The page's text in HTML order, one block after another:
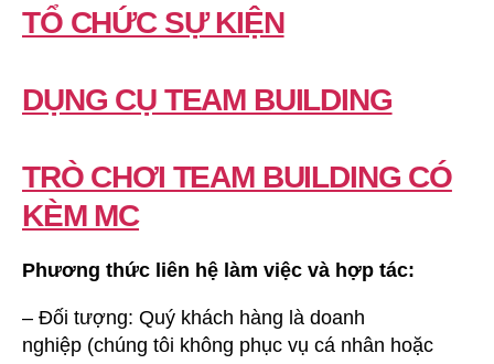
TỔ CHỨC SỰ KIỆN
DỤNG CỤ TEAM BUILDING
TRÒ CHƠI TEAM BUILDING CÓ
KÈM MC
Phương thức liên hệ làm việc và hợp tác:
– Đối tượng: Quý khách hàng là doanh
nghiệp (chúng tôi không phục vụ cá nhân hoặc